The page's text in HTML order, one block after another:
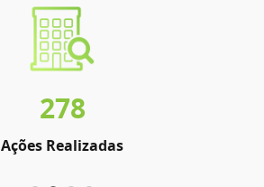
278
Ações Realizadas